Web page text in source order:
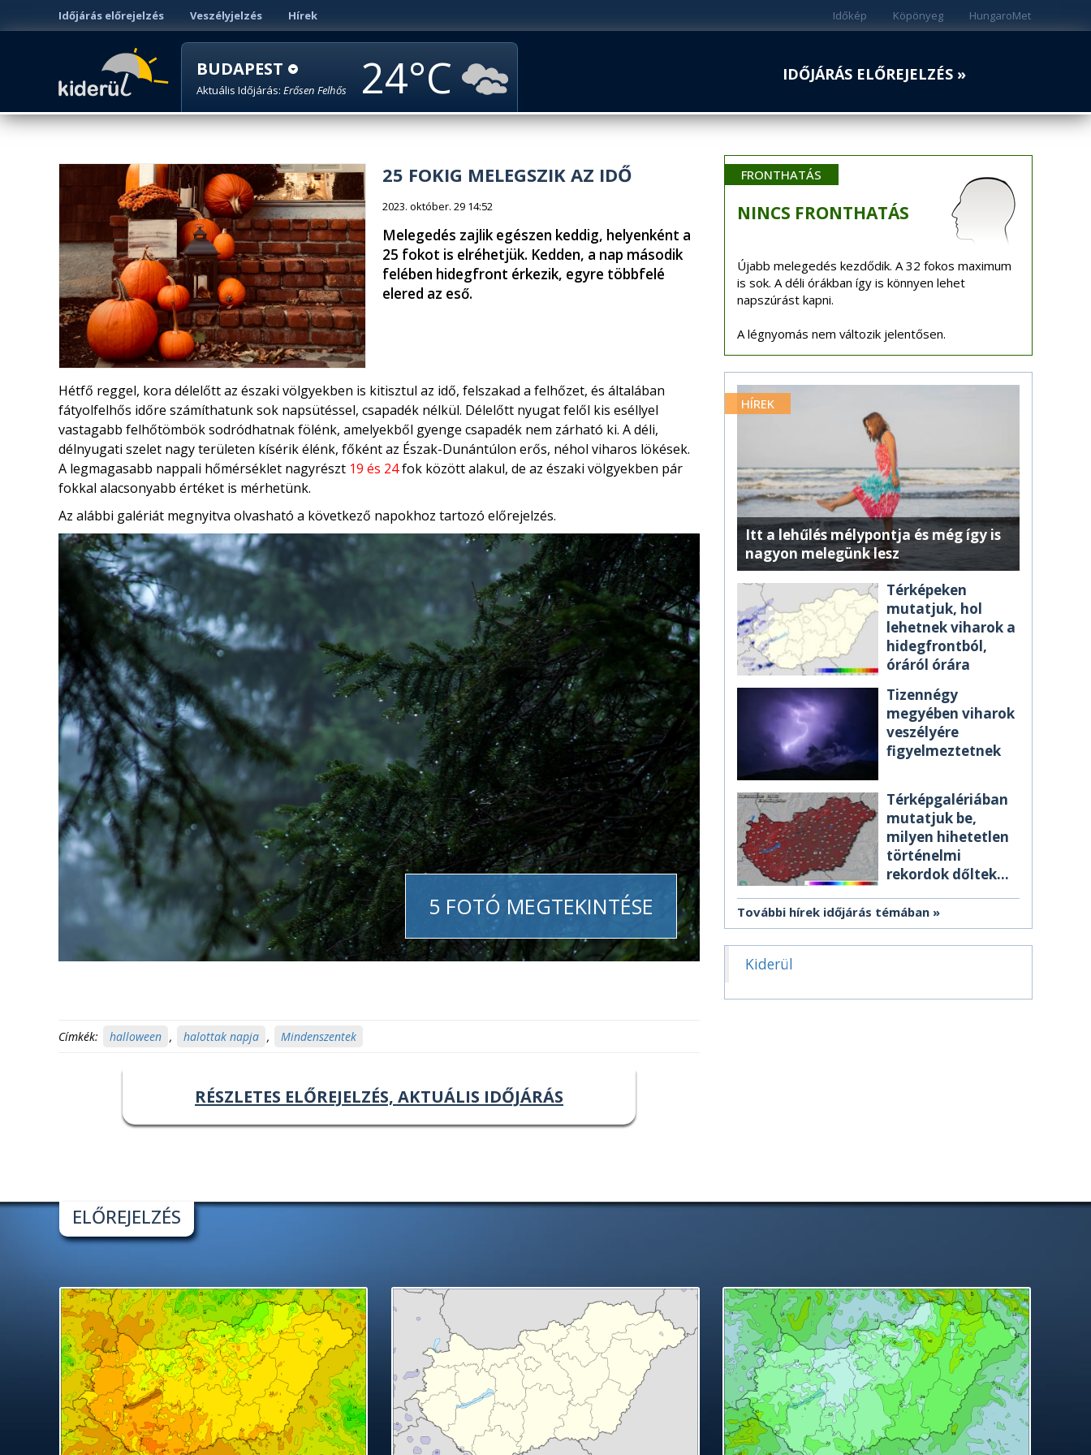
Időjárás előrejelzés Veszélyjelzés Hírek HungaroMet
Köpönyeg
Időkép
BUDAPEST
Aktuális Időjárás: Erősen Felhős 24 IDŐJÁRÁS ELŐREJELZÉS »
25 FOKIG MELEGSZIK AZ IDŐ
2023. október. 29 14:52
Melegedés zajlik egészen keddig, helyenként a
25 fokot is elréhetjük. Kedden, a nap második
felében hidegfront érkezik, egyre többfelé
elered az eső.
Hétfő reggel, kora délelőtt az északi völgyekben is kitisztul az idő, felszakad a felhőzet, és általában
fátyolfelhős időre számíthatunk sok napsütéssel, csapadék nélkül. Délelőtt nyugat felől kis eséllyel
vastagabb felhőtömbök sodródhatnak fölénk, amelyekből gyenge csapadék nem zárható ki. A déli,
délnyugati szelet nagy területen kísérik élénk, főként az Észak-Dunántúlon erős, néhol viharos lökések.
A legmagasabb nappali hőmérséklet nagyrészt 19 és 24fok között alakul, de az északi völgyekben pár
fokkal alacsonyabb értéket is mérhetünk.
Az alábbi galériát megnyitva olvasható a következő napokhoz tartozó előrejelzés.
5 FOTÓ MEGTEKINTÉSE
Címkék: halloween , halottak napja , Mindenszentek
RÉSZLETES ELŐREJELZÉS, AKTUÁLIS IDŐJÁRÁS
FRONTHATÁS
NINCS FRONTHATÁS
Újabb melegedés kezdődik. A 32 fokos maximum
is sok. A déli órákban így is könnyen lehet
napszúrást kapni.
A légnyomás nem változik jelentősen.
HÍREK
Itt a lehűlés mélypontja és még így is
nagyon melegünk lesz
Térképeken
mutatjuk, hol
lehetnek viharok a
hidegfrontból,
óráról órára
Tizennégy
megyében viharok
veszélyére
figyelmeztetnek
Térképgalériában
mutatjuk be,
milyen hihetetlen
történelmi
rekordok dőltek
További hírek időjárás témában
Kiderül
ELŐREJELZÉS